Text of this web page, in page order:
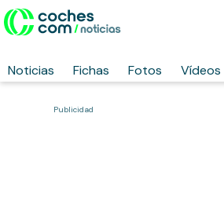
Noticias Fichas Fotos Vídeos
Publicidad